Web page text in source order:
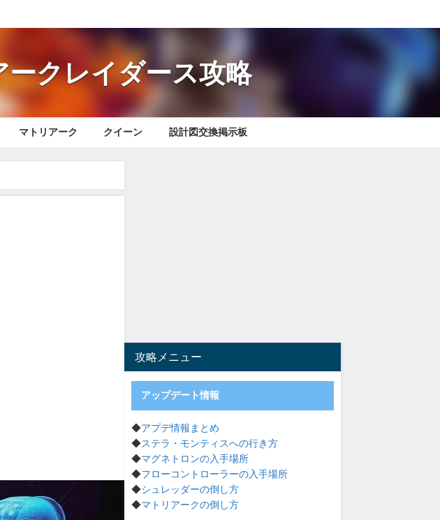
クレイダース攻略
マトリアーク クイーン 設計図交換掲示板
攻略メニュー
アップデート情報
◆アプデ情報まとめ
◆ステラ・モンティスへの行き方
◆マグネトロンの入手場所
◆フローコントローラーの入手場所
◆シュレッダーの倒し方
◆マトリアークの倒し方